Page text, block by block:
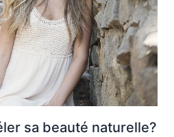
sa beauté naturelle?